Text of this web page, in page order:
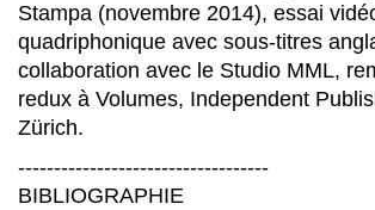
Stampa (novembre 2014), essai
quadriphonique avec sous-titres
collaboration avec le Studio MML,
redux à Volumes, Independent
Zürich.
-----------------------------------
BIBLIOGRAPHIE